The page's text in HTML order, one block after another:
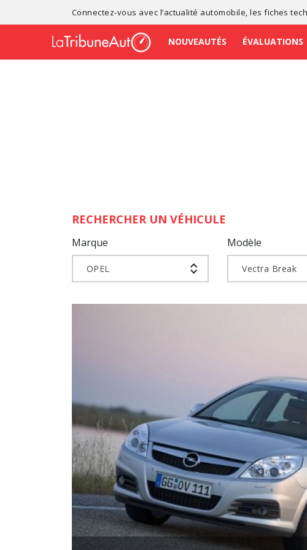
Connectez-vous avec l’actualité automobile , lesfiches
NOUVEAUTÉS ÉVALUATIONS
RECHERCHER UN VÉHICULE
Marque
OPEL
Modèle
Vectra Break